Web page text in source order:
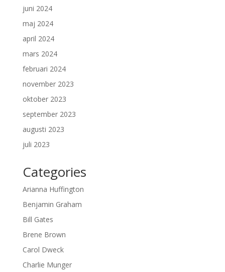
juni 2024
maj 2024
april 2024
mars 2024
februari 2024
november 2023
oktober 2023
september 2023
augusti 2023
juli 2023
Categories
Arianna Huffington
Benjamin Graham
Bill Gates
Brene Brown
Carol Dweck
Charlie Munger